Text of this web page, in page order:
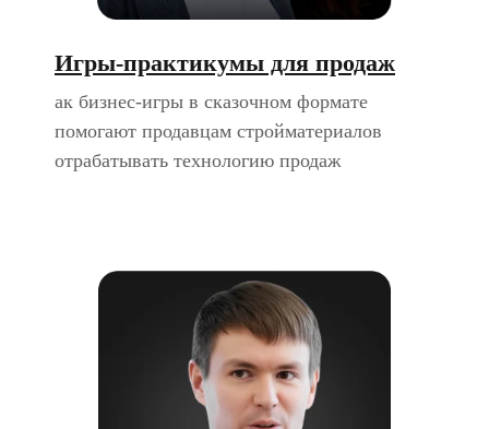
Игры-практикумы для продаж
ак бизнес-игры в сказочном формате
помогают продавцам стройматериалов
отрабатывать технологию продаж